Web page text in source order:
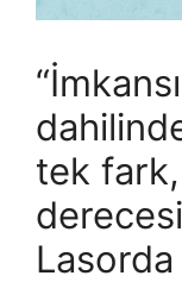
tek fark,
Lasorda